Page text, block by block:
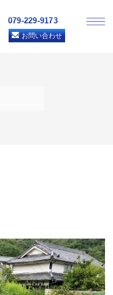
079-229-9173
お問い合わせ